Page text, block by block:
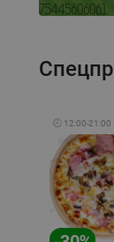
🕘 12:00-21:00